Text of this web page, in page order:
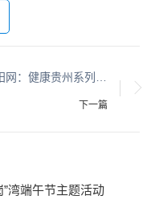
朝阳网：健康贵州系列报道之一
下一篇
湾端午节主题活动